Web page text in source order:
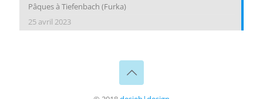
Pâques à Tiefenbach (Furka)
25 avril 2023